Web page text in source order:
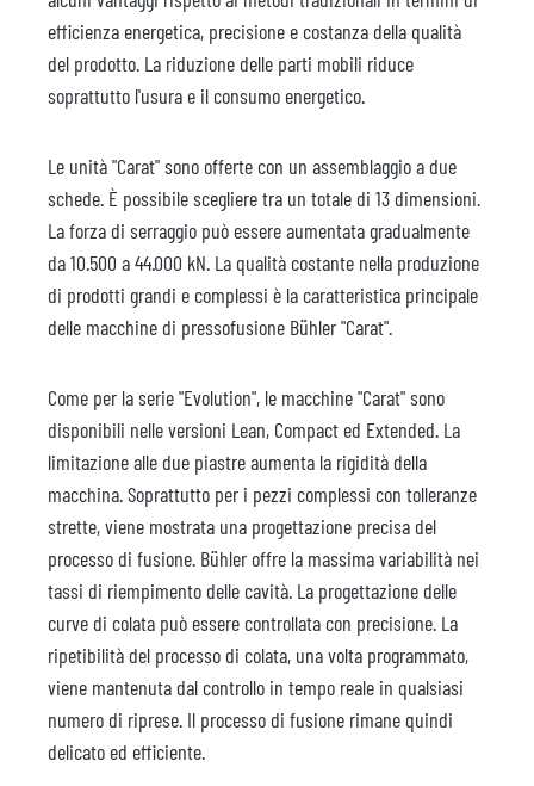
efficienza energetica, precisione e costanza della qualità
del prodotto. La riduzione delle parti mobili riduce
soprattutto l'usura e il consumo energetico.
Le unità "Carat" sono offerte con un assemblaggio a due
schede. È possibile scegliere tra un totale di 13 dimensioni.
La forza di serraggio può essere aumentata gradualmente
da 10.500 a 44.000 kN. La qualità costante nella produzione
di prodotti grandi e complessi è la caratteristica principale
delle macchine di pressofusione Bühler "Carat".
Come per la serie "Evolution", le macchine "Carat" sono
disponibili nelle versioni Lean, Compact ed Extended. La
limitazione alle due piastre aumenta la rigidità della
macchina. Soprattutto per i pezzi complessi con tolleranze
strette, viene mostrata una progettazione precisa del
processo di fusione. Bühler offre la massima variabilità nei
tassi di riempimento delle cavità. La progettazione delle
curve di colata può essere controllata con precisione. La
ripetibilità del processo di colata, una volta programmato,
viene mantenuta dal controllo in tempo reale in qualsiasi
numero di riprese. Il processo di fusione rimane quindi
delicato ed efficiente.